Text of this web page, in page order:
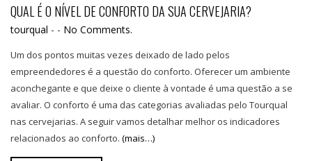
QUAL É O NÍVEL DE CONFORTO DA SUA CERVEJARIA?
tourqual - - No Comments.
Um dos pontos muitas vezes deixado de lado pelos
empreendedores é a questão do conforto. Oferecer um ambiente
aconchegante e que deixe o cliente à vontade é uma questão a se
avaliar. O conforto é uma das categorias avaliadas pelo Tourqual
nas cervejarias. A seguir vamos detalhar melhor os indicadores
relacionados ao conforto. (mais…)